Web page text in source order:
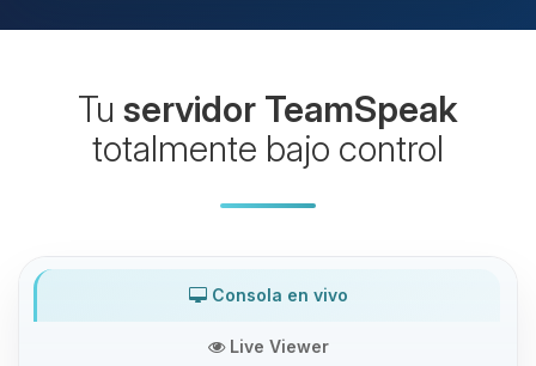
Tu servidor TeamSpeak
totalmente bajo control
Consola en vivo
Live Viewer